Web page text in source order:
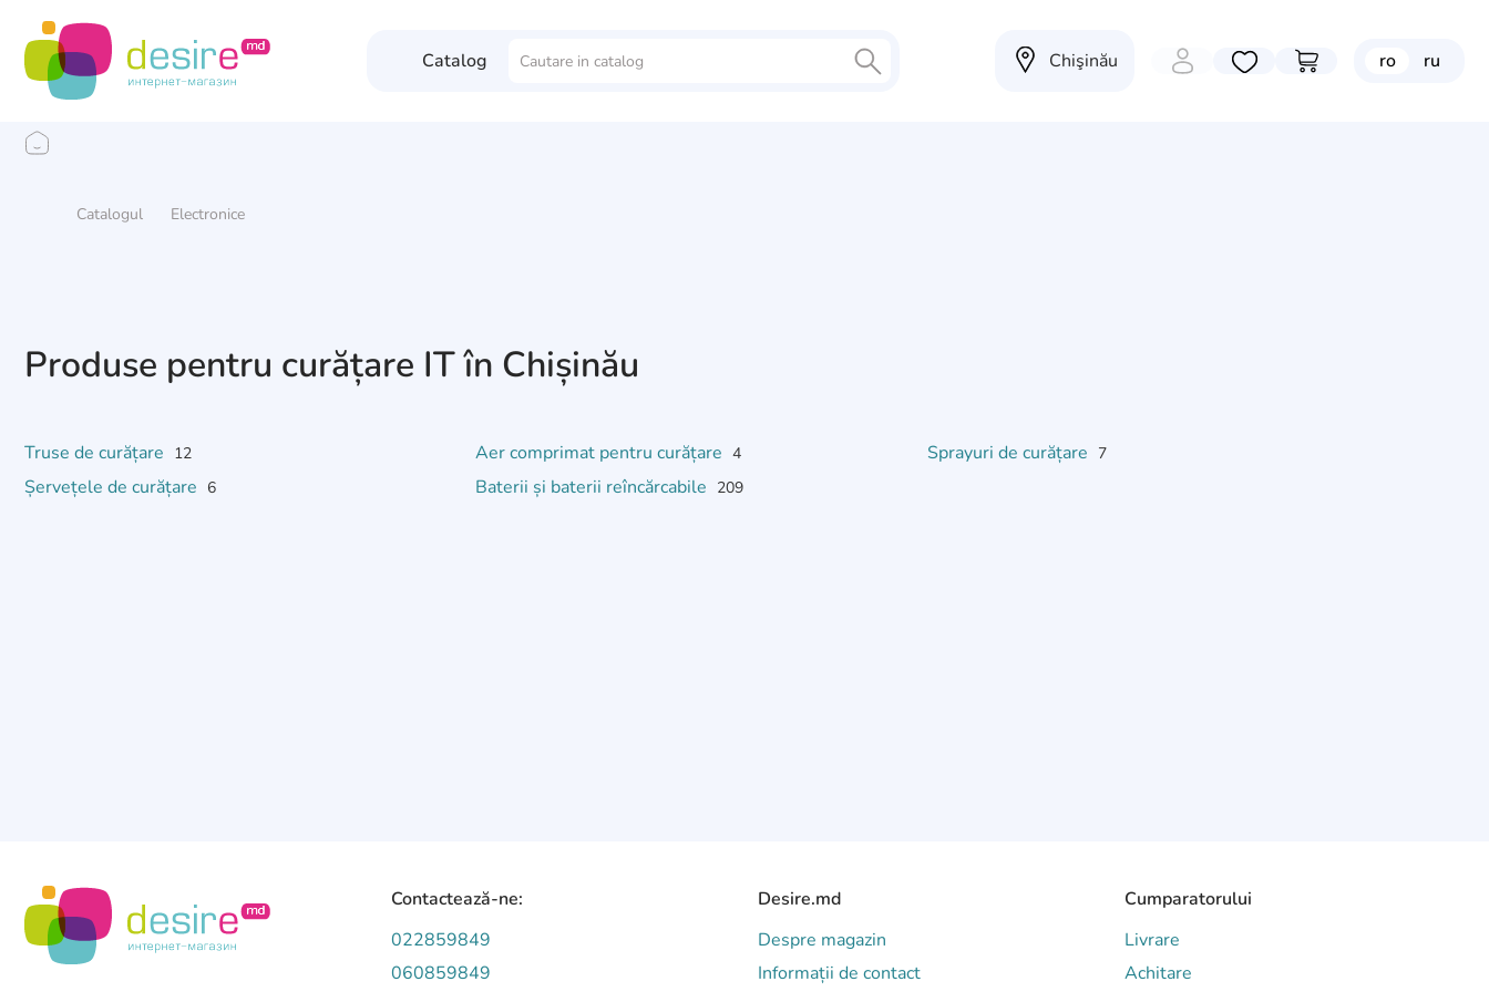
Catalog Chişinău Избранные товары
Перейти в корзину
ro ru
Catalogul Electronice
Produse pentru curățare IT în Chișinău
Truse de curățare 12 Aer comprimat pentru curățare 4 Sprayuri de curățare 7
Șervețele de curățare 6 Baterii și baterii reîncărcabile 209
Contactează-ne:
022859849
060859849
Desire.md
Despre magazin
Informații de contact
Cumparatorului
Livrare
Achitare